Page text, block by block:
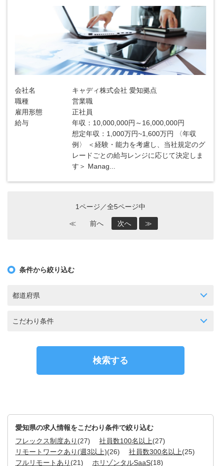
会社名
キャディ株式会社 愛知拠点
職種
営業職
雇用形態
正社員
給与
年収：10,000,000円～16,000,000円
想定年収：1,000万円~1,600万円 〈年収
例〉 ＜経験・能力を考慮し、当社規定のグ
レードごとの給与レンジに応じて決定しま
す＞ Manag...
1ページ／全5ページ中
≪ 前へ 次へ ≫
条件から絞り込む
都道府県
こだわり条件
愛知県の求人情報をこだわり条件で絞り込む
フレックス制度あり (27) 社員数100名以上(27)
リモートワークあり(週3以上)(26) 社員数300名以上(25)
フルリモートあり (21) ホリゾンタルSaaS(18)